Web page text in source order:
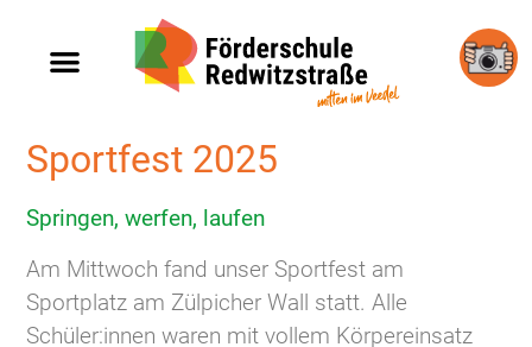
Sportfest 2025
Springen, werfen, laufen
Am Mittwoch fand unser Sportfest am
Sportplatz am Zülpicher Wall statt. Alle
Schüler:innen waren mit vollem Körpereinsatz